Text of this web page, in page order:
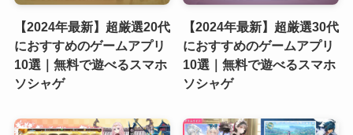
【2024年最新】超厳選20代
におすすめのゲームアプリ
10選｜無料で遊べるスマホ
ソシャゲ
【2024年最新】超厳選30代
におすすめのゲームアプリ
10選｜無料で遊べるスマホ
ソシャゲ